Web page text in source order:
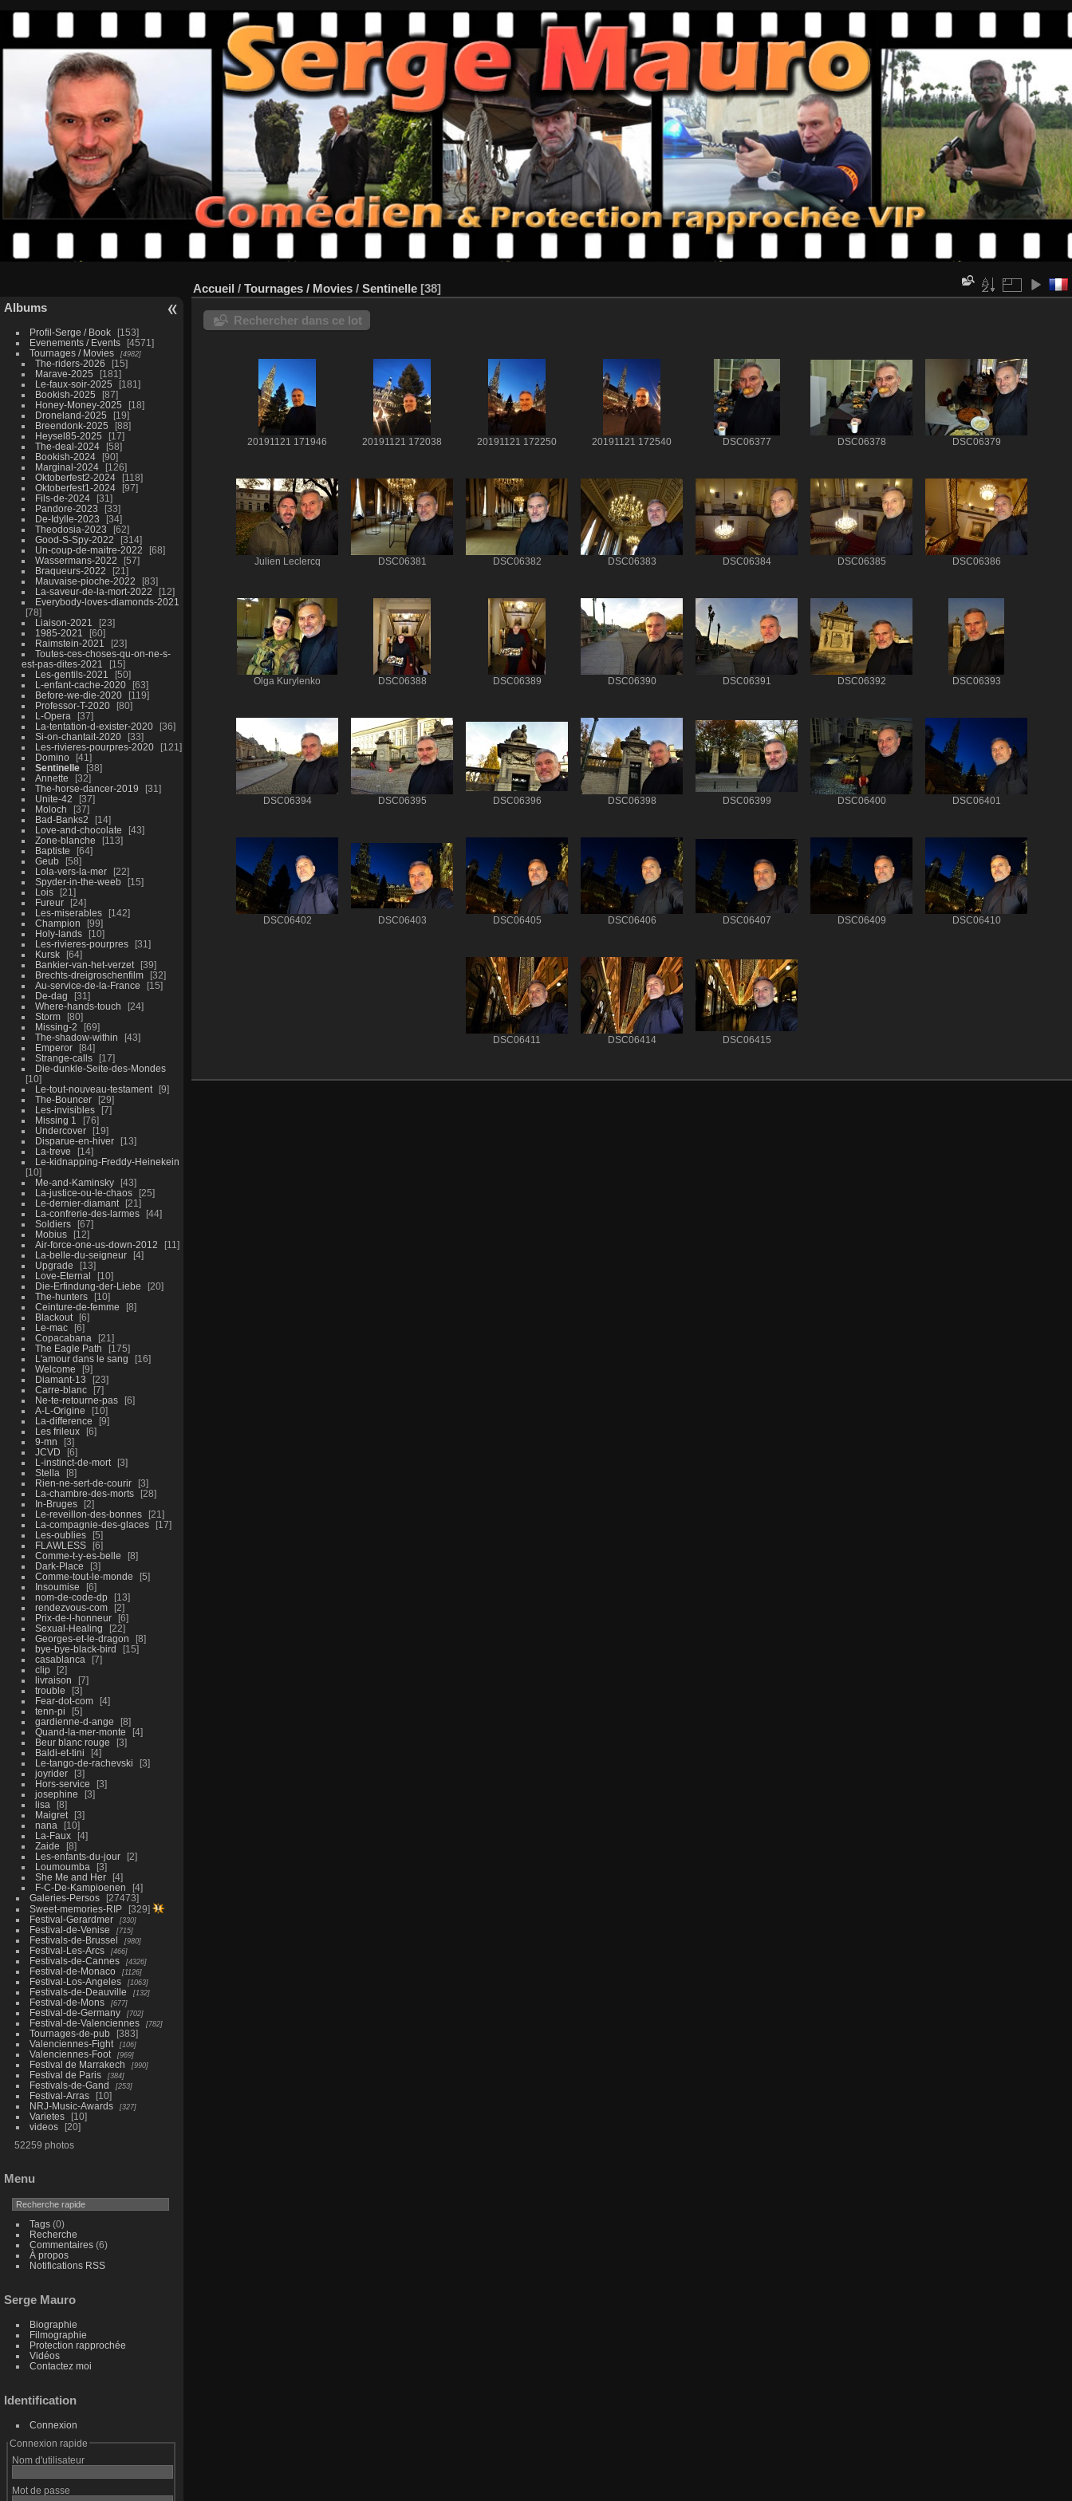
Albums
Profil-Serge / Book
153
Evenements / Events
4571
Tournages / Movies
4982
The-riders-2026
15
Marave-2025
181
Le-faux-soir-2025
181
Bookish-2025
87
Honey-Money-2025
18
Droneland-2025
19
Breendonk-2025
88
Heysel85-2025
17
The-deal-2024
58
Bookish-2024
90
Marginal-2024
126
Oktoberfest2-2024
118
Oktoberfest1-2024
97
Fils-de-2024
31
Pandore-2023
33
De-Idylle-2023
34
Theodosia-2023
62
Good-S-Spy-2022
314
Un-coup-de-maitre-2022
68
Wassermans-2022
57
Braqueurs-2022
21
Mauvaise-pioche-2022
83
La-saveur-de-la-mort-2022
12
Everybody-loves-diamonds-2021
78
Liaison-2021
23
1985-2021
60
Raimstein-2021
23
Toutes-ces-choses-qu-on-ne-s-
est-pas-dites-2021
15
Les-gentils-2021
50
L-enfant-cache-2020
63
Before-we-die-2020
119
Professor-T-2020
80
L-Opera
37
La-tentation-d-exister-2020
36
Si-on-chantait-2020
33
Les-rivieres-pourpres-2020
121
Domino
41
Sentinelle
38
Annette
32
The-horse-dancer-2019
31
Unite-42
37
Moloch
37
Bad-Banks2
14
Love-and-chocolate
43
Zone-blanche
113
Baptiste
64
Geub
58
Lola-vers-la-mer
22
Spyder-in-the-weeb
15
Lois
21
Fureur
24
Les-miserables
142
Champion
99
Holy-lands
10
Les-rivieres-pourpres
31
Kursk
64
Bankier-van-het-verzet
39
Brechts-dreigroschenfilm
32
Au-service-de-la-France
15
De-dag
31
Where-hands-touch
24
Storm
80
Missing-2
69
The-shadow-within
43
Emperor
84
Strange-calls
17
Die-dunkle-Seite-des-Mondes
10
Le-tout-nouveau-testament
9
The-Bouncer
29
Les-invisibles
7
Missing 1
76
Undercover
19
Disparue-en-hiver
13
La-treve
14
Le-kidnapping-Freddy-Heinekein
10
Me-and-Kaminsky
43
La-justice-ou-le-chaos
25
Le-dernier-diamant
21
La-confrerie-des-larmes
44
Soldiers
67
Mobius
12
Air-force-one-us-down-2012
11
La-belle-du-seigneur
4
Upgrade
13
Love-Eternal
10
Die-Erfindung-der-Liebe
20
The-hunters
10
Ceinture-de-femme
8
Blackout
6
Le-mac
6
Copacabana
21
The Eagle Path
175
L'amour dans le sang
16
Welcome
9
Diamant-13
23
Carre-blanc
7
Ne-te-retourne-pas
6
A-L-Origine
10
La-difference
9
Les frileux
6
9-mn
3
JCVD
6
L-instinct-de-mort
3
Stella
8
Rien-ne-sert-de-courir
3
La-chambre-des-morts
28
In-Bruges
2
Le-reveillon-des-bonnes
21
La-compagnie-des-glaces
17
Les-oublies
5
FLAWLESS
6
Comme-t-y-es-belle
8
Dark-Place
3
Comme-tout-le-monde
5
Insoumise
6
nom-de-code-dp
13
rendezvous-com
2
Prix-de-l-honneur
6
Sexual-Healing
22
Georges-et-le-dragon
8
bye-bye-black-bird
15
casablanca
7
clip
2
livraison
7
trouble
3
Fear-dot-com
4
tenn-pi
5
gardienne-d-ange
8
Quand-la-mer-monte
4
Beur blanc rouge
3
Baldi-et-tini
4
Le-tango-de-rachevski
3
joyrider
3
Hors-service
3
josephine
3
lisa
8
Maigret
3
nana
10
La-Faux
4
Zaide
8
Les-enfants-du-jour
2
Loumoumba
3
She Me and Her
4
F-C-De-Kampioenen
4
Galeries-Persos
27473
Sweet-memories-RIP
329
Festival-Gerardmer
330
Festival-de-Venise 715
Festivals-de-Brussel 980
Festival-Les-Arcs 466
Festivals-de-Cannes 4326
Festival-de-Monaco 1126
Festival-Los-Angeles 1063
Festivals-de-Deauville 132
Festival-de-Mons 677
Festival-de-Germany 702
Festival-de-Valenciennes 782
Tournages-de-pub
383
Valenciennes-Fight
106
Valenciennes-Foot 969
Festival de Marrakech 990
Festival de Paris 384
Festivals-de-Gand 253
Festival-Arras
10
NRJ-Music-Awards
327
Varietes
10
videos
20
52259 photos
Menu
Tags(0)
Recherche
Commentaires(6)
À propos
Notifications RSS
Serge Mauro
Biographie
Filmographie
Protection rapprochée
Vidéos
Contactez moi
Identification
Connexion
Connexion rapide
Nom d'utilisateur
Mot de passe
Accueil / Tournages / Movies / Sentinelle 38
Rechercher dans ce lot
20191121 171946 20191121 172038 20191121 172250 20191121 172540 DSC06377 DSC06378 DSC06379
Julien Leclercq DSC06381 DSC06382 DSC06383 DSC06384 DSC06385 DSC06386
Olga Kurylenko DSC06388 DSC06389 DSC06390 DSC06391 DSC06392 DSC06393
DSC06394 DSC06395 DSC06396 DSC06398 DSC06399 DSC06400 DSC06401
DSC06402 DSC06403 DSC06405 DSC06406 DSC06407 DSC06409 DSC06410
DSC06411 DSC06414 DSC06415